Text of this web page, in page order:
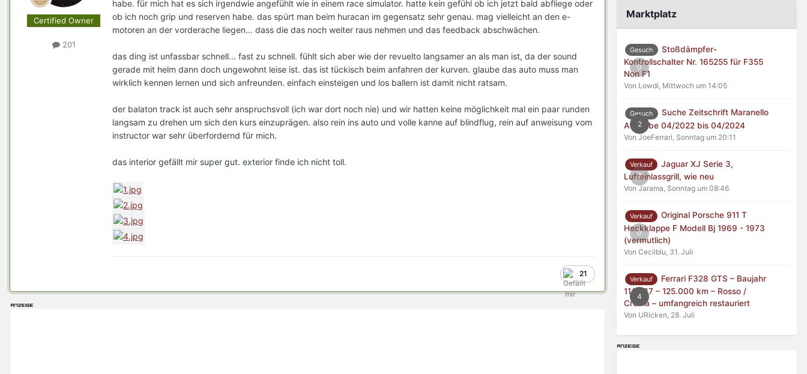
Certified Owner
201
habe. für mich hat es sich irgendwie angefühlt wie in einem race simulator. hatte kein gefühl ob ich jetzt bald abfliege oder
ob ich noch grip und reserven habe. das spürt man beim huracan im gegensatz sehr genau. mag vielleicht an den e-
motoren an der vorderache liegen... dass die das noch weiter raus nehmen und das feedback abschwächen.
das ding ist unfassbar schnell... fast zu schnell. fühlt sich aber wie der revuelto langsamer an als man ist, da der sound
gerade mit helm dann doch ungewohnt leise ist. das ist tückisch beim anfahren der kurven. glaube das auto muss man
wirklich kennen lernen und sich anfreunden. einfach einsteigen und los ballern ist damit nicht ratsam.
der balaton track ist auch sehr anspruchsvoll (ich war dort noch nie) und wir hatten keine möglichkeit mal ein paar runden
langsam zu drehen um sich den kurs einzuprägen. also rein ins auto und volle kanne auf blindflug, rein auf anweisung vom
instructor war sehr überfordernd für mich.
das interior gefällt mir super gut. exterior finde ich nicht toll.
21
Marktplatz
0
Gesuch
Stoßdämpfer-
Kontrollschalter Nr. 165255 für F355
Non F1
Von Lowdi, Mittwoch um 14:05
2
Gesuch
Suche Zeitschrift Maranello
Ausgabe 04/2022 bis 04/2024
Von JoeFerrari, Sonntag um 20:11
0
Verkauf
Jaguar XJ Serie 3,
Lufteinlassgrill, wie neu
Von Jarama, Sonntag um 08:46
0
Verkauf
Original Porsche 911 T
Heckklappe F Modell Bj 1969 - 1973
(vermutlich)
Von Cecilblu, 31. Juli
4
Verkauf
Ferrari F328 GTS – Baujahr
11/1987 – 125.000 km – Rosso /
Crema – umfangreich restauriert
Von URicken, 28. Juli